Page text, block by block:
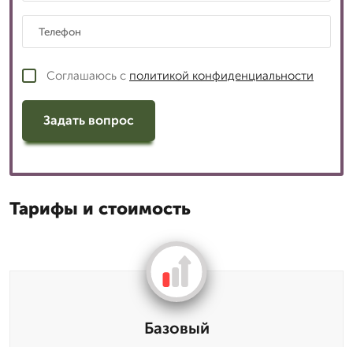
Соглашаюсь с политикой конфиденциальности
Задать вопрос
Тарифы и стоимость
Базовый